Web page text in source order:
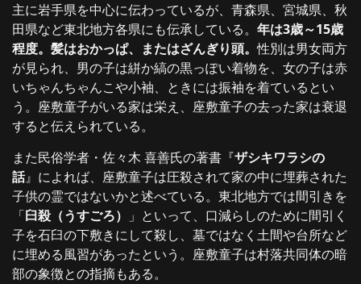
主に岩手県を中心に伝わっているが、青森県、宮城県、秋
田県など東北地方各県にも伝承している。 年は3歳～15歳
程度。髪はおかっぱ、またはざんぎり頭。性別は男女両方
が見られ、男の子は絣か縞の黒っぽい着物を、女の子は赤
いちゃんちゃんこや小袖、ときには振袖を着ているとい
う。座敷童子がいる家は栄え、座敷童子の去った家は衰退
すると伝えられている。
また民俗学者・佐々木 喜善氏の著書『ザシキワラシの
話』によれば、座敷童子は圧殺されて家の中に埋葬された
子供の霊ではないかと述べている。東北地方では間引きを
「臼殺（うすごろ）
」といって、口減らしのために間引く
子を石臼の下敷きにして殺し、墓ではなく土間や台所など
に埋める風習があったという。座敷童子は村落共同体の暗
部の象徴との指摘もある。